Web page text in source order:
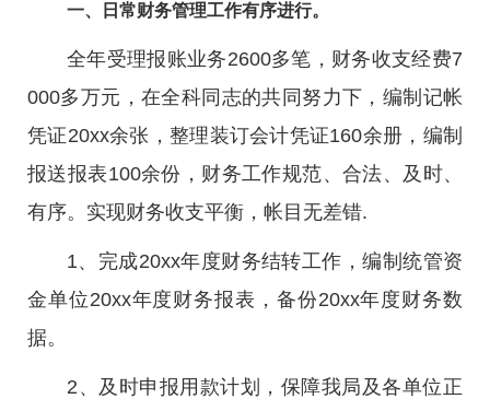
一、日常财务管理工作有序进行。
全年受理报账业务2600多笔，财务收支经费7
000多万元，在全科同志的共同努力下，编制记帐
凭证20xx余张，整理装订会计凭证160余册，编制
报送报表100余份，财务工作规范、合法、及时、
有序。实现财务收支平衡，帐目无差错.
1、完成20xx年度财务结转工作，编制统管资
金单位20xx年度财务报表，备份20xx年度财务数
据。
2、及时申报用款计划，保障我局及各单位正